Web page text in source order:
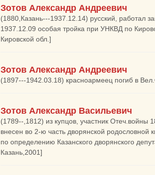
Зотов Александр Андреевич
(1880,Казань---1937.12.14) русский, работал
1937.12.09 особая тройка при УНКВД по
Кировской обл.]
Зотов Александр Андреевич
(1897---1942.03.18) красноармеец погиб в
Зотов Александр Васильевич
(1789--,1812) из купцов, участник Отеч.войны
внесен во 2-ю часть дворянской родословной
по определению Казанского дворянского
Казань,2001]